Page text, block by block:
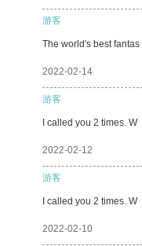
游客
The world's best fantas
2022-02-14
游客
I called you 2 times. W
2022-02-12
游客
I called you 2 times. W
2022-02-10